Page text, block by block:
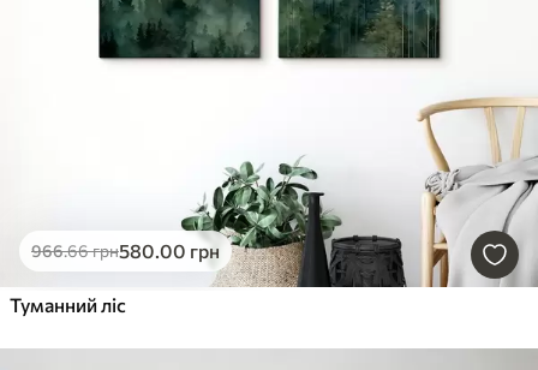
966.66грн580.00 грн
Туманний ліс